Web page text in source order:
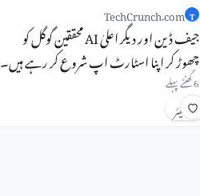
T
TechCrunch.com
جیف ڈین اور دیگر اعلیٰ AI محققین گوگل کو
چھوڑ کر اپنا اسٹارٹ اپ شروع کر رہے ہیں۔
6 گھنٹے پہلے
شیئر